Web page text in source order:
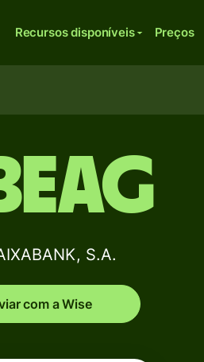
Recursos disponíveis Preços
S.A.
com a Wise